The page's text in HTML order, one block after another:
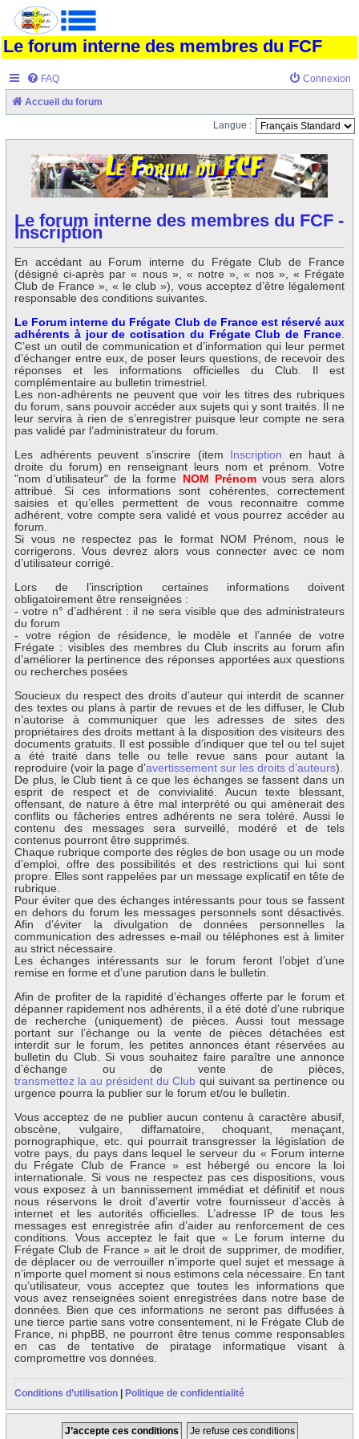
Le forum interne des membres du FCF
FAQ Connexion
Accueil du forum
Langue :
Le forum interne des membres du FCF -
Inscription
En accédant au Forum interne du Frégate Club de France
(désigné ci-après par « nous », « notre », « nos », « Frégate
Club de France », « le club »), vous acceptez d’être légalement
responsable des conditions suivantes.
Le Forum interne du Frégate Club de France est réservé aux
adhérents à jour de cotisation du Frégate Club de France
C’est un outil de communication et d’information qui leur permet
d’échanger entre eux, de poser leurs questions, de recevoir des
réponses et les informations officielles du Club. Il est
complémentaire au bulletin trimestriel.
Les non-adhérents ne peuvent que voir les titres des rubriques
du forum, sans pouvoir accéder aux sujets qui y sont traités. Il ne
leur servira à rien de s’enregistrer puisque leur compte ne sera
pas validé par l’administrateur du forum.
Les adhérents peuvent s’inscrire (item Inscription en haut à
droite du forum) en renseignant leurs nom et prénom. Votre
"nom d’utilisateur" de la forme NOM Prénomvous sera alors
attribué. Si ces informations sont cohérentes, correctement
saisies et qu’elles permettent de vous reconnaitre comme
adhérent, votre compte sera validé et vous pourrez accéder au
forum.
Si vous ne respectez pas le format NOM Prénom, nous le
corrigerons. Vous devrez alors vous connecter avec ce nom
d’utilisateur corrigé.
Lors de l’inscription certaines informations doivent
obligatoirement être renseignées :
- votre n° d’adhérent : il ne sera visible que des administrateurs
du forum
- votre région de résidence, le modèle et l’année de votre
Frégate : visibles des membres du Club inscrits au forum afin
d’améliorer la pertinence des réponses apportées aux questions
ou recherches posées
Soucieux du respect des droits d’auteur qui interdit de scanner
des textes ou plans à partir de revues et de les diffuser, le Club
n’autorise à communiquer que les adresses de sites des
propriétaires des droits mettant à la disposition des visiteurs des
documents gratuits. Il est possible d’indiquer que tel ou tel sujet
a été traité dans telle ou telle revue sans pour autant la
reproduire (voir la page d’avertissement sur les droits d’auteurs).
De plus, le Club tient à ce que les échanges se fassent dans un
esprit de respect et de convivialité. Aucun texte blessant,
offensant, de nature à être mal interprété ou qui amènerait des
conflits ou fâcheries entres adhérents ne sera toléré. Aussi le
contenu des messages sera surveillé, modéré et de tels
contenus pourront être supprimés.
Chaque rubrique comporte des règles de bon usage ou un mode
d’emploi, offre des possibilités et des restrictions qui lui sont
propre. Elles sont rappelées par un message explicatif en tête de
rubrique.
Pour éviter que des échanges intéressants pour tous se fassent
en dehors du forum les messages personnels sont désactivés.
Afin d’éviter la divulgation de données personnelles la
communication des adresses e-mail ou téléphones est à limiter
au strict nécessaire.
Les échanges intéressants sur le forum feront l’objet d’une
remise en forme et d’une parution dans le bulletin.
Afin de profiter de la rapidité d’échanges offerte par le forum et
dépanner rapidement nos adhérents, il a été doté d’une rubrique
de recherche (uniquement) de pièces. Aussi tout message
portant sur l’échange ou la vente de pièces détachées est
interdit sur le forum, les petites annonces étant réservées au
bulletin du Club. Si vous souhaitez faire paraître une annonce
d’échange ou de vente de pièces,
transmettez la au président du Club qui suivant sa pertinence ou
urgence pourra la publier sur le forum et/ou le bulletin.
Vous acceptez de ne publier aucun contenu à caractère abusif,
obscène, vulgaire, diffamatoire, choquant, menaçant,
pornographique, etc. qui pourrait transgresser la législation de
votre pays, du pays dans lequel le serveur du « Forum interne
du Frégate Club de France » est hébergé ou encore la loi
internationale. Si vous ne respectez pas ces dispositions, vous
vous exposez à un bannissement immédiat et définitif et nous
nous réservons le droit d’avertir votre fournisseur d’accès à
internet et les autorités officielles. L’adresse IP de tous les
messages est enregistrée afin d’aider au renforcement de ces
conditions. Vous acceptez le fait que « Le forum interne du
Frégate Club de France » ait le droit de supprimer, de modifier,
de déplacer ou de verrouiller n’importe quel sujet et message à
n’importe quel moment si nous estimons cela nécessaire. En tant
qu’utilisateur, vous acceptez que toutes les informations que
vous avez renseignées soient enregistrées dans notre base de
données. Bien que ces informations ne seront pas diffusées à
une tierce partie sans votre consentement, ni le Frégate Club de
France, ni phpBB, ne pourront être tenus comme responsables
en cas de tentative de piratage informatique visant à
compromettre vos données.
Conditions d’utilisation Politique de confidentialité